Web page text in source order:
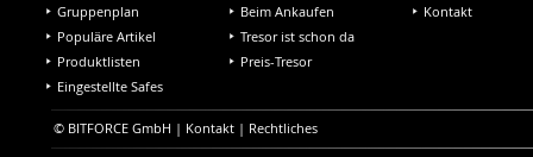
Gruppenplan
Populäre Artikel
Produktlisten
Eingestellte Safes
Beim Ankaufen
Tresor ist schon da
Preis-Tresor
Kontakt
© BITFORCE GmbH | Kontakt | Rechtliches